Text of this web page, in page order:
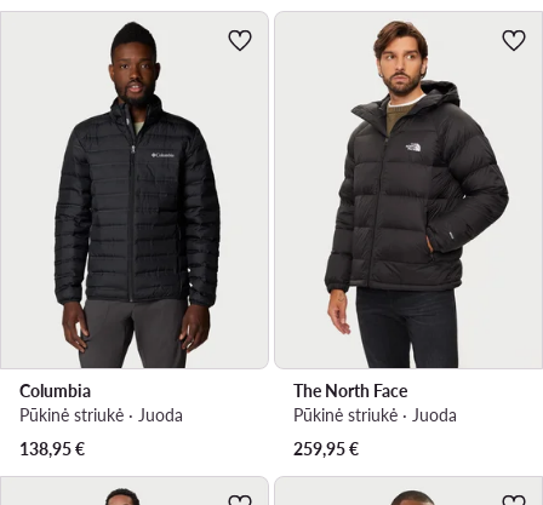
Columbia
Pūkinė striukė · Juoda
138,95€
The North Face
Pūkinė striukė · Juoda
259,95€